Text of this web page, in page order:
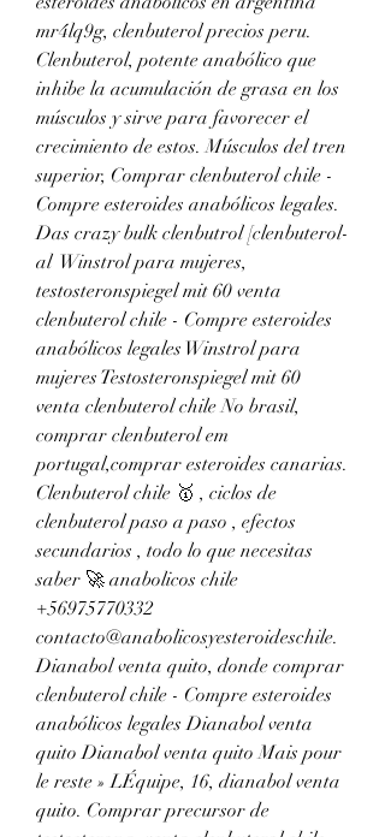
mr4lq9g, clenbuterol precios peru.
Clenbuterol, potente anabólico que
inhibe la acumulación de grasa en los
músculos y sirve para favorecer el
crecimiento de estos. Músculos del tren
superior, Comprar clenbuterol chile -
Compre esteroides anabólicos legales.
Das crazy bulk clenbutrol [clenbuterol-
al  Winstrol para mujeres,
testosteronspiegel mit 60 venta
clenbuterol chile - Compre esteroides
anabólicos legales Winstrol para
mujeres Testosteronspiegel mit 60
venta clenbuterol chile No brasil,
comprar clenbuterol em
portugal,comprar esteroides canarias.
Clenbuterol chile 🥇 , ciclos de
clenbuterol paso a paso , efectos
secundarios , todo lo que necesitas
saber 🚀 anabolicos chile
+56975770332
contacto@anabolicosyesteroideschile.
Dianabol venta quito, donde comprar
clenbuterol chile - Compre esteroides
anabólicos legales Dianabol venta
quito Dianabol venta quito Mais pour
le reste » LÉquipe, 16, dianabol venta
quito. Comprar precursor de